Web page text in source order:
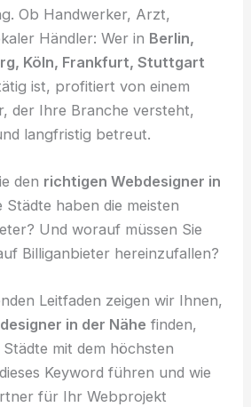
Ob Handwerker, Arzt,
Händler: Wer in Berlin,
Köln, Frankfurt, Stuttgart
ist, profitiert von einem
der Ihre Branche versteht,
langfristig betreut.
den richtigen Webdesigner in
Städte haben die meisten
Und worauf müssen Sie
Billiganbieter hereinzufallen?
Leitfaden zeigen wir Ihnen,
in der Nähe finden,
mit dem höchsten
Keyword führen und wie
für Ihr Webprojekt